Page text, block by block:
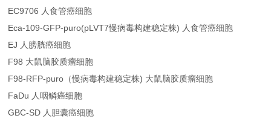
EC9706 人食管癌细胞
Eca-109-GFP-puro(pLVT7慢病毒构建稳定株) 人食管癌细胞
EJ 人膀胱癌细胞
F98 大鼠脑胶质瘤细胞
F98-RFP-puro（慢病毒构建稳定株) 大鼠脑胶质瘤细胞
FaDu 人咽鳞癌细胞
GBC-SD 人胆囊癌细胞